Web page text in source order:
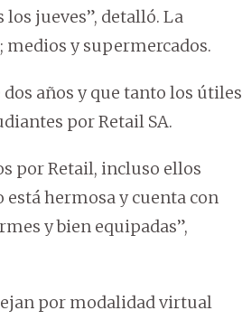
jueves”, detalló. La
y supermercados.
años y que tanto los útiles
por Retail SA.
por Retail, incluso ellos
hermosa y cuenta con
y bien equipadas”,
por modalidad virtual